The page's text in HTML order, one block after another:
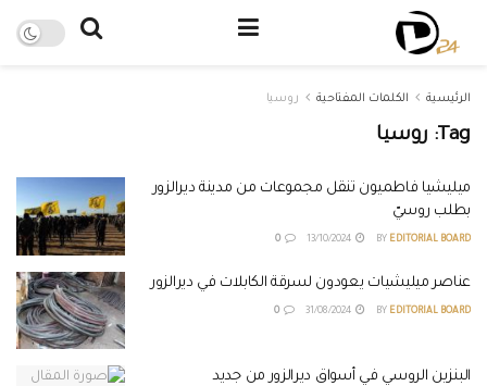
الرئيسية الكلمات المفتاحية روسيا
Tag: روسيا
ميليشيا فاطميون تنقل مجموعات من مدينة ديرالزور
بطلب روسيّ
BY EDITORIAL BOARD
عناصر ميليشيات يعودون لسرقة الكابلات في ديرالزور
BY EDITORIAL BOARD
البنزين الروسي في أسواق ديرالزور من جديد